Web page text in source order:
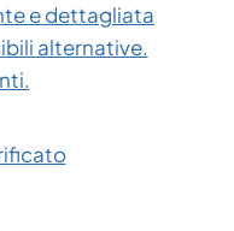
e dettagliata
alternative.